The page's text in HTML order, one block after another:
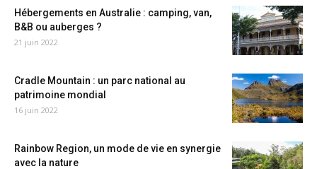
Hébergements en Australie : camping, van,
B&B ou auberges ?
21 juin 2022
Cradle Mountain : un parc national au
patrimoine mondial
16 juin 2022
Rainbow Region, un mode de vie en synergie
avec la nature